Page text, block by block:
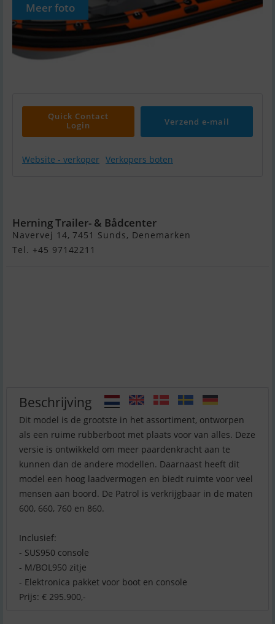
Meer foto
Quick Contact
Login
Verzend e-mail
Website - verkoper Verkopers boten
Herning Trailer- & Bådcenter
Navervej 14, 7451 Sunds, Denemarken
Tel. +45 97142211
Beschrijving
Dit model is de grootste in het assortiment, ontworpen
als een ruime rubberboot met plaats voor van alles. Deze
versie is ontwikkeld om meer paardenkracht aan te
kunnen dan de andere modellen. Daarnaast heeft dit
model een hoog laadvermogen en biedt ruimte voor veel
mensen aan boord. De Patrol is verkrijgbaar in de maten
600, 660, 760 en 860.
Inclusief:
- SUS950 console
- M/BOL950 zitje
- Elektronica pakket voor boot en console
Prijs: € 295.900,-